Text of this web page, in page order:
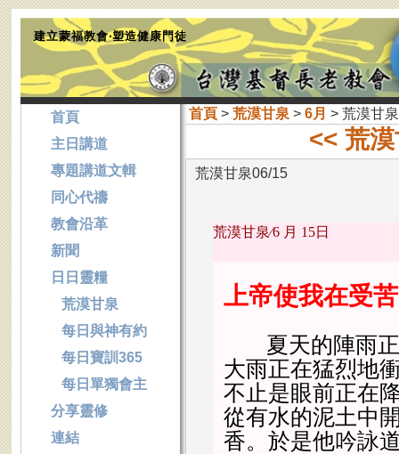
建立蒙福教會‧塑造健康門徒
首頁> 荒漠甘泉 > 6月 > 荒漠甘
<< 荒
荒漠甘泉06/15
荒漠甘泉∕6 月 15日
上帝使我在受
夏天的陣雨正
大雨正在猛烈地
不止是眼前正在
從有水的泥土中
香。於是他吟詠
首頁
主日講道
專題講道文輯
同心代禱
教會沿革
新聞
日日靈糧
荒漠甘泉
每日與神有約
每日寶訓365
每日單獨會主
分享靈修
連結